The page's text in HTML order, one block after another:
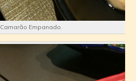
Camarão Empanado.